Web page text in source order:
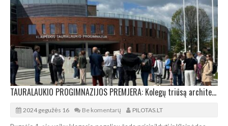
TAURALAUKIO PROGIMNAZIJOS PREMJERA: Kolegų triūsą architektai vertino pirmieji
2024 gegužės 16 Be komentarų PILOTAS.LT